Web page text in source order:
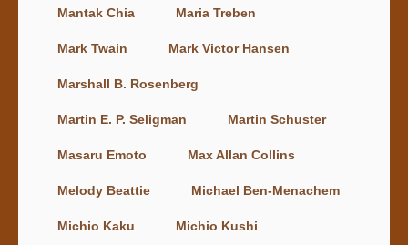
Mantak Chia Maria Treben
Mark Twain Mark Victor Hansen
Marshall B. Rosenberg
Martin E. P. Seligman Martin Schuster
Masaru Emoto Max Allan Collins
Melody Beattie Michael Ben-Menachem
Michio Kaku Michio Kushi